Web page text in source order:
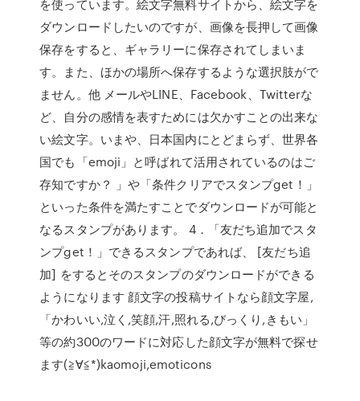
を使っています。絵文字無料サイトから、絵文字を
ダウンロードしたいのですが、画像を長押して画像
保存をすると、ギャラリーに保存されてしまいま
す。また、ほかの場所へ保存するような選択肢がで
ません。他 メールやLINE、Facebook、Twitterな
ど、自分の感情を表すためには欠かすことの出来な
い絵文字。いまや、日本国内にとどまらず、世界各
国でも「emoji」と呼ばれて活用されているのはご
存知ですか？ 」や「条件クリアでスタンプget！」
といった条件を満たすことでダウンロードが可能と
なるスタンプがあります。 4．「友だち追加でスタ
ンプget！」できるスタンプであれば、 [友だち追
加] をするとそのスタンプのダウンロードができる
ようになります 顔文字の投稿サイトなら顔文字屋,
「かわいい,泣く,笑顔,汗,照れる,びっくり,きもい」
等の約300のワードに対応した顔文字が無料で探せ
ます(≧∀≦*)kaomoji,emoticons